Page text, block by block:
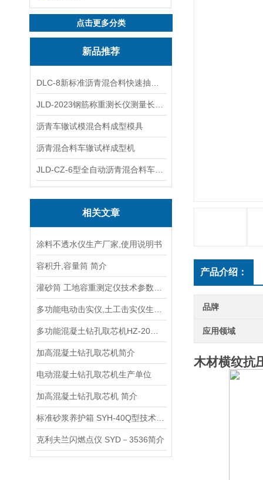
点击更多分类
新品推荐
沥青车辙试模混合料成型模具
沥青混合料车辙试样成型机
相关文章
涂料不透水仪生产厂家,使用说明书
容积升,容量筒 简介
加高混凝土钻孔取芯机简介
电动混凝土钻孔取芯机生产单位
加高混凝土钻孔取芯机 简介
克利夫兰闪燃点仪 SYD－3536简介
产品介绍：
品牌
应用领域
木材横纹抗